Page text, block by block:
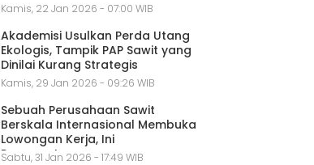
Kamis, 22 Jan 2026 - 07:00 WIB
Akademisi Usulkan Perda Utang
Ekologis, Tampik PAP Sawit yang
Dinilai Kurang Strategis
Kamis, 29 Jan 2026 - 09:26 WIB
Sebuah Perusahaan Sawit
Berskala Internasional Membuka
Lowongan Kerja, Ini
Persyaratannya
Sabtu, 31 Jan 2026 - 17:49 WIB